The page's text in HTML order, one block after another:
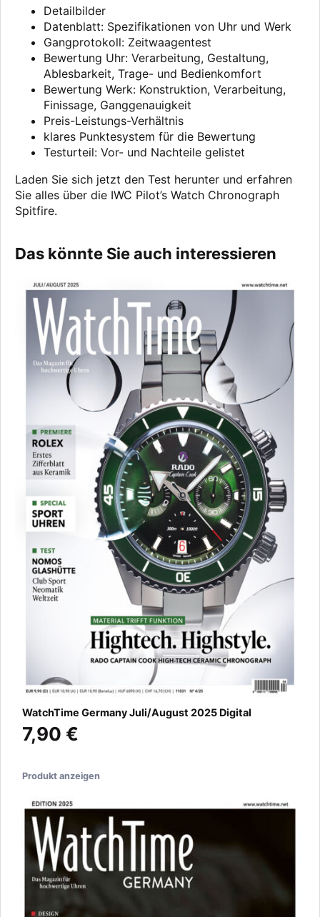
Detailbilder
Datenblatt: Spezifikationen von Uhr und Werk
Gangprotokoll: Zeitwaagentest
Bewertung Uhr: Verarbeitung, Gestaltung,
Ablesbarkeit, Trage- und Bedienkomfort
Bewertung Werk: Konstruktion, Verarbeitung,
Finissage, Ganggenauigkeit
Preis-Leistungs-Verhältnis
klares Punktesystem für die Bewertung
Testurteil: Vor- und Nachteile gelistet
Laden Sie sich jetzt den Test herunter und erfahren
Sie alles über die IWC Pilot’s Watch Chronograph
Spitfire.
Das könnte Sie auch interessieren
WatchTime Germany Juli/August 2025 Digital
7,90 €
Produkt anzeigen